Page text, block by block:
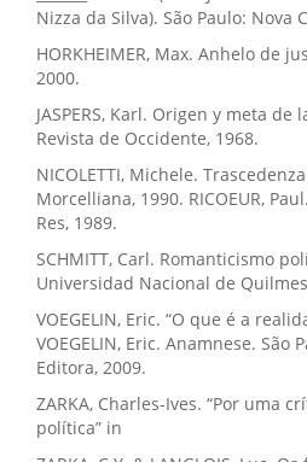
Nizza da Silva). São Paulo: Nova
HORKHEIMER, Max. Anhelo de
2000.
JASPERS, Karl. Origen y meta
Revista de Occidente, 1968.
NICOLETTI, Michele.
Morcelliana, 1990. RICOEUR,
Res, 1989.
SCHMITT, Carl. Romanticismo
Universidad Nacional de
VOEGELIN, Eric. “O que é a
VOEGELIN, Eric. Anamnese. São
Editora, 2009.
ZARKA, Charles-Ives. “Por uma
política” in